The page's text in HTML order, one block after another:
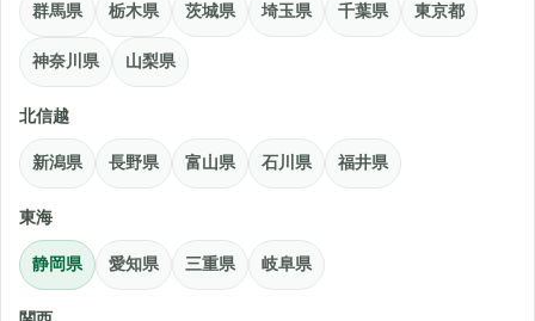
群馬県 栃木県 茨城県 埼玉県 千葉県 東京都
神奈川県 山梨県
北信越
新潟県 長野県 富山県 石川県 福井県
東海
静岡県 愛知県 三重県 岐阜県